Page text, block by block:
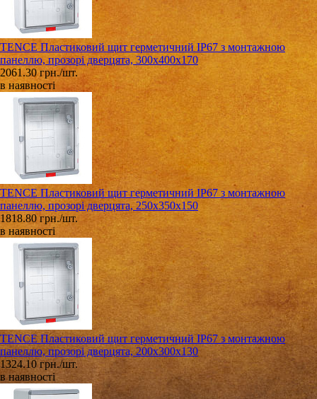
TENCE Пластиковий щит герметичний IP67 з монтажною
панеллю, прозорі дверцята, 300х400х170
2061.30 грн./шт.
в наявності
TENCE Пластиковий щит герметичний IP67 з монтажною
панеллю, прозорі дверцята, 250х350х150
1818.80 грн./шт.
в наявності
TENCE Пластиковий щит герметичний IP67 з монтажною
панеллю, прозорі дверцята, 200х300х130
1324.10 грн./шт.
в наявності